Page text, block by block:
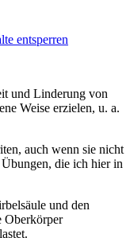
entsperren
und Linderung von
Weise erzielen, u. a.
auch wenn sie nicht
die ich hier in
und den
Oberkörper